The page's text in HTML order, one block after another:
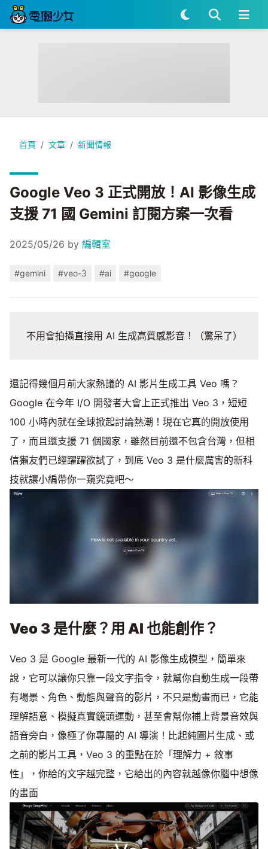
首頁 文章 新聞情報
Google Veo 3 正式開放！AI 影像生成支援 71 國 Gemini 訂閱
Google Veo 3 正式開放！AI 影像生成
支援 71 國 Gemini 訂閱方案一次看
2025/05/26 by 編輯室
#gemini #veo-3 #ai #google
不用會拍攝直接用 AI 生成高質感影音！（驚呆了）
還記得幾個月前大家熱議的 AI 影片生成工具 Veo 嗎？
Google 在今年 I/O 開發者大會上正式推出 Veo 3，短短
100 小時內就在全球掀起討論熱潮！現在它真的開放使用
了，而且還支援 71 個國家，雖然目前還不包含台灣，但相
信獺友們已經躍躍欲試了，到底 Veo 3 是什麼厲害的新科
技就讓小編帶你一窺究竟吧～
Veo 3 是什麼？用 AI 也能創作？
Veo 3 是 Google 最新一代的 AI 影像生成模型，簡單來
說，它可以讓你只靠一段文字指令，就幫你自動生成一段帶
有場景、角色、動態與聲音的影片，不只是動畫而已，它能
理解語意、模擬真實鏡頭運動，甚至會幫你補上背景音效與
語音旁白，像極了你專屬的 AI 導演！比起純圖片生成、或
之前的影片工具，Veo 3 的重點在於「理解力 + 敘事
性」，你給的文字越完整，它給出的內容就越像你腦中想像
的畫面